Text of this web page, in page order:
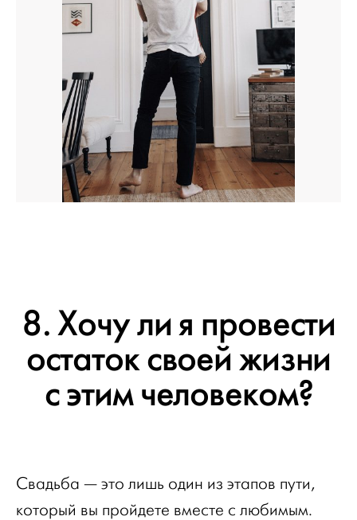
8. Хочу ли я провести
остаток своей жизни
с этим человеком?
Свадьба — это лишь один из этапов пути,
который вы пройдете вместе с любимым.